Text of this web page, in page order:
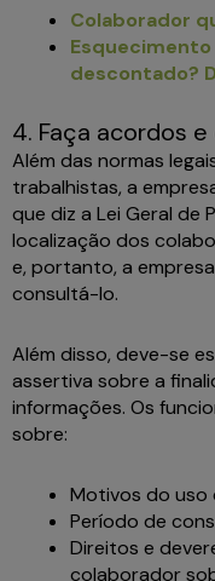
Colaborador
descontado?
4. Faça acordos
Além das normas
trabalhistas, a
que diz a Lei Geral de
localização dos
e, portanto, a
consultá-lo.
Além disso, deve-se
assertiva sobre a
informações. Os
sobre:
Motivos do uso
Período de
Direitos e
colaborador